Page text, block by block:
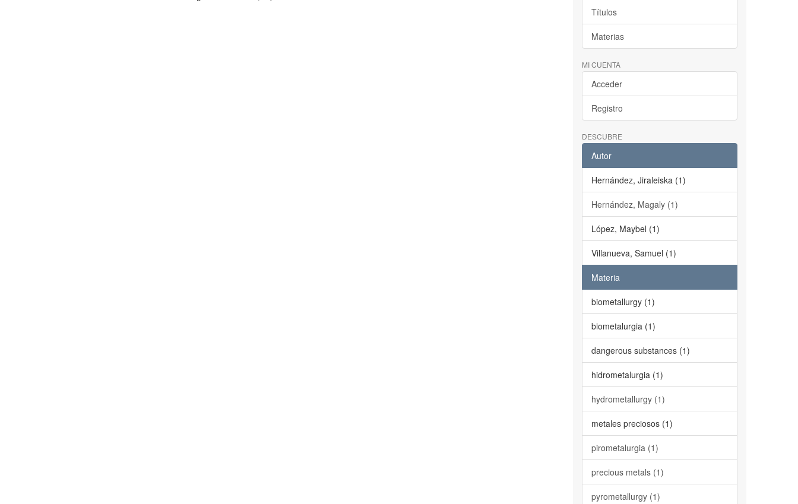
Títulos
Materias
MI CUENTA
Acceder
Registro
DESCUBRE
Autor
Hernández, Jiraleiska (1)
Hernández, Magaly (1)
López, Maybel (1)
Villanueva, Samuel (1)
Materia
biometallurgy (1)
biometalurgia (1)
dangerous substances (1)
hidrometalurgia (1)
hydrometallurgy (1)
metales preciosos (1)
pirometalurgia (1)
precious metals (1)
pyrometallurgy (1)